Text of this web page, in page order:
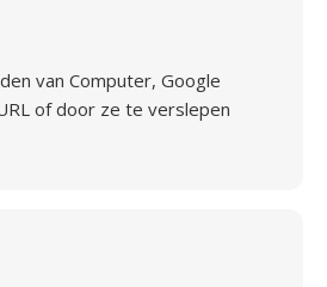
van Computer, Google
of door ze te verslepen